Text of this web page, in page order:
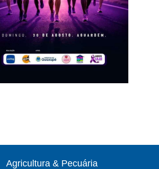
Agricultura & Pecuária